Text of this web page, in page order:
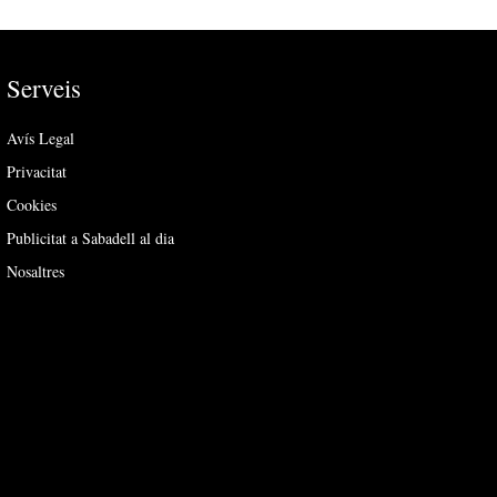
Serveis
Avís Legal
Privacitat
Cookies
Publicitat a Sabadell al dia
Nosaltres